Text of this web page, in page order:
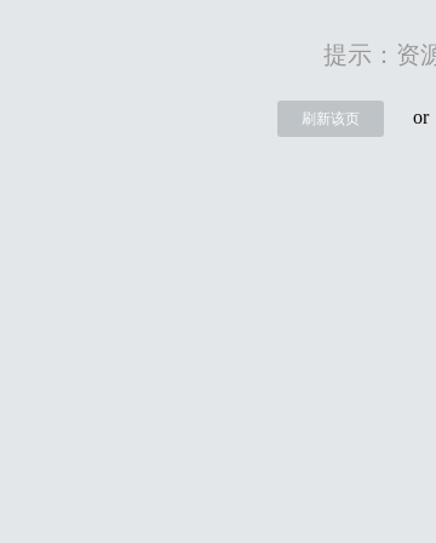
提示：资
刷新该页